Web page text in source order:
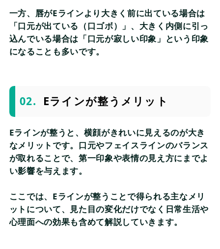
一方、唇がEラインより大きく前に出ている場合は
「口元が出ている（口ゴボ）」、大きく内側に引っ
込んでいる場合は「口元が寂しい印象」という印象
になることも多いです。
Eラインが整うメリット
Eラインが整うと、横顔がきれいに見えるのが大き
なメリットです。口元やフェイスラインのバランス
が取れることで、第一印象や表情の見え方にまでよ
い影響を与えます。
ここでは、Eラインが整うことで得られる主なメリ
ットについて、見た目の変化だけでなく日常生活や
心理面への効果も含めて解説していきます。